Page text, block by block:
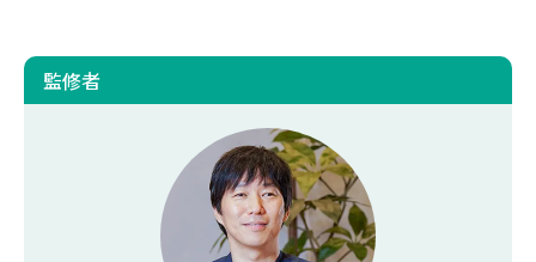
再生医療
関節ねずみの予防
まとめ｜関節ねずみについて知り、最適な治療法
を選びましょう。
監修者